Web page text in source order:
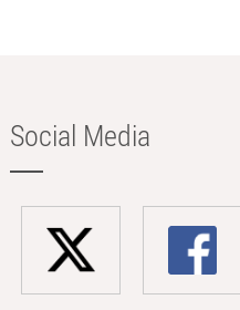
Social Media